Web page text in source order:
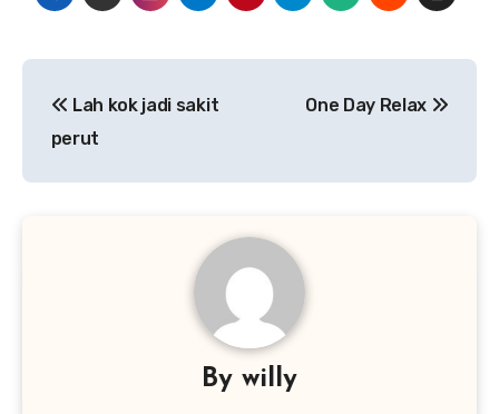
navigation
Lah kok jadi sakit
perut
One Day Relax
By willy